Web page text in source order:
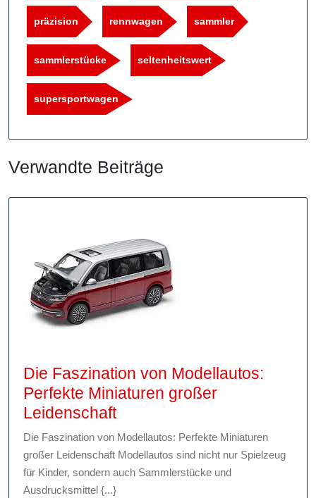
präzision rennwagen sammler
sammlerstücke seltenheitswert
supersportwagen
Verwandte Beiträge
Die Faszination von Modellautos:
Perfekte Miniaturen großer
LeidenschaftDie
Faszination
von
Modellautos:
Perfekte
Die Faszination von Modellautos: Perfekte Miniaturen
großer Leidenschaft Modellautos sind nicht nur Spielzeug
für Kinder, sondern auch Sammlerstücke und
Ausdrucksmittel {...}